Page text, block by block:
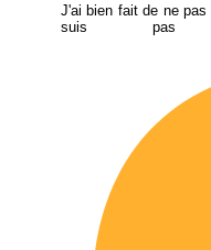
J'ai bien fait de ne
suis pas